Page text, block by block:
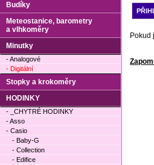
Pokud
Budíky
Meteostanice, barometry
a vlhkoměry
Minutky
- Analogové
- Digitální
Stopky a krokoměry
HODINKY
- _CHYTRÉ HODINKY
- Asso
- Casio
- Baby-G
- Collection
- Edifice